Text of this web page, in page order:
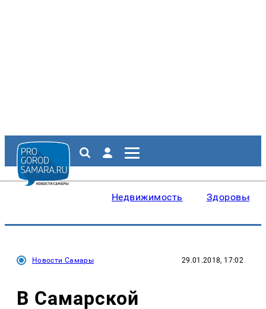
Недвижимость Здоровье
Новости Самары 29.01.2018, 17:02
В Самарской